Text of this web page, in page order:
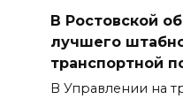
В Ростовской
лучшего
транспортной
В Управлении на